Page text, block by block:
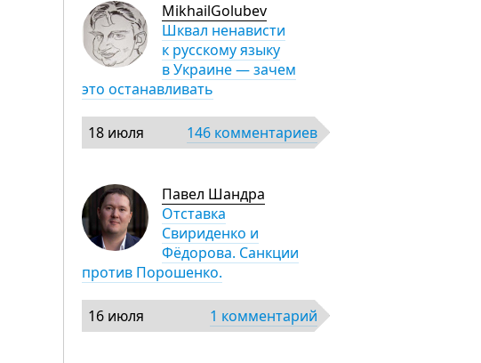
MikhailGolubev
Шквал ненависти
к русскому языку
в Украине — зачем
это останавливать
18 июля 146 комментариев
Павел Шандра
Отставка
Свириденко и
Фёдорова. Санкции
против Порошенко.
16 июля 1 комментарий